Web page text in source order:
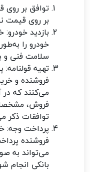
توافق بر روی
بر روی قیمت
بازدید خودرو:
خودرو را
سلامت فنی و
تهیه
فروشنده و
می‌کنند که
فروش،
توافقات ذکر
پرداخت وجه:
فروشنده
می‌تواند به
بانکی انجام